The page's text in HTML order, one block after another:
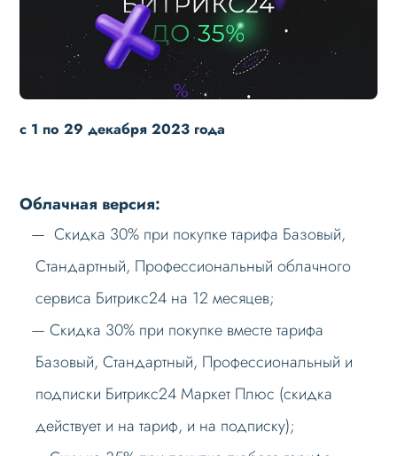
с 1 по 29 декабря 2023 года
Облачная версия:
Скидка 30% при покупке тарифа Базовый,
Стандартный, Профессиональный облачного
сервиса Битрикс24 на 12 месяцев;
Скидка 30% при покупке вместе тарифа
Базовый, Стандартный, Профессиональный и
подписки Битрикс24 Маркет Плюс (скидка
действует и на тариф, и на подписку);